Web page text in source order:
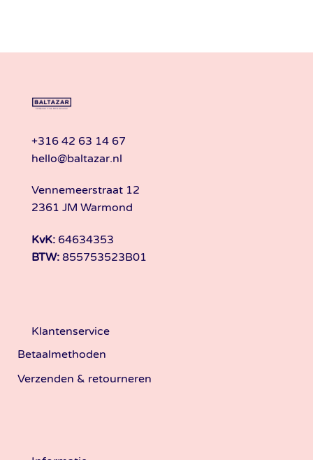
+316 42 63 14 67
hello@baltazar.nl
Vennemeerstraat 12
2361 JM Warmond
KvK: 64634353
BTW: 855753523B01
Klantenservice
Betaalmethoden
Verzenden & retourneren